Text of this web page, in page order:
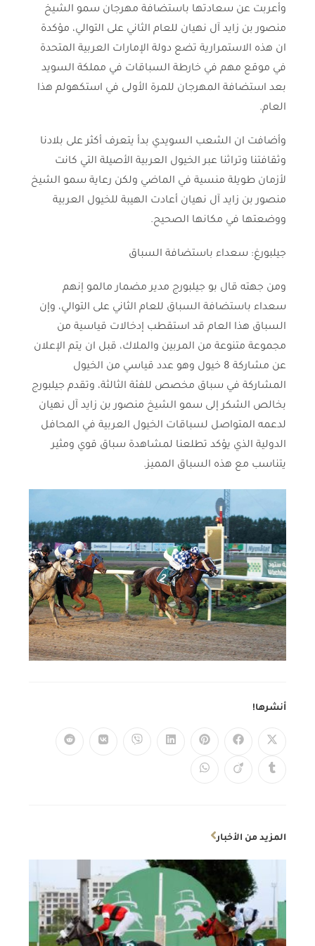
وأعربت عن سعادتها باستضافة مهرجان سمو الشيخ
منصور بن زايد آل نهيان للعام الثاني على التوالي، مؤكدة
ان هذه الاستمرارية تضع دولة الإمارات العربية المتحدة
في موقع مهم في خارطة السباقات في مملكة السويد
بعد استضافة المهرجان للمرة الأولى في استكهولم هذا
العام.
وأضافت ان الشعب السويدي بدأ يتعرف أكثر على بلادنا
وثقافتنا وتراثنا عبر الخيول العربية الأصيلة التي كانت
لأزمان طويلة منسية في الماضي ولكن رعاية سمو الشيخ
منصور بن زايد آل نهيان أعادت الهيبة للخيول العربية
ووضعتها في مكانها الصحيح.
جيلبورغ: سعداء باستضافة السباق
ومن جهته قال بو جيلبورج مدير مضمار مالمو إنهم
سعداء باستضافة السباق للعام الثاني على التوالي، وإن
السباق هذا العام قد استقطب إدخالات قياسية من
مجموعة متنوعة من المربين والملاك، قبل ان يتم الإعلان
عن مشاركة 8 خيول وهو عدد قياسي من الخيول
المشاركة في سباق مخصص للفئة الثالثة، وتقدم جيلبورج
بخالص الشكر إلى سمو الشيخ منصور بن زايد آل نهيان
لدعمه المتواصل لسباقات الخيول العربية في المحافل
الدولية الذي يؤكد تطلعنا لمشاهدة سباق قوي ومثير
يتناسب مع هذه السباق المميز.
أنشرها!
المزيد من الأخبار